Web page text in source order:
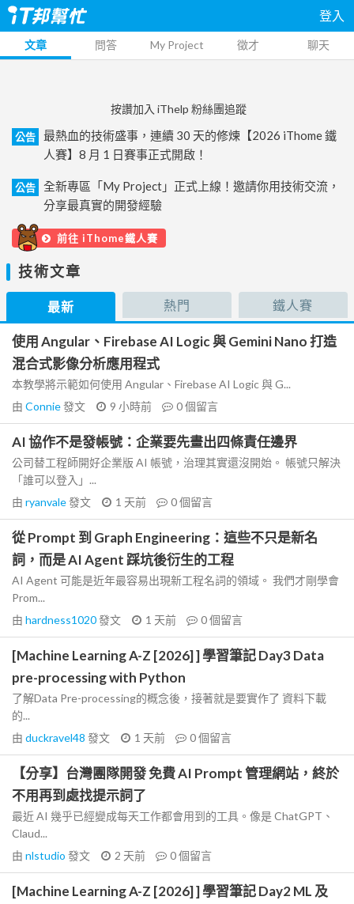
登入
文章 問答 My Project 徵才 聊天
按讚加入 iThelp 粉絲團追蹤
公告
最熱血的技術盛事，連續 30 天的修煉【2026 iThome 鐵
人賽】8 月 1 日賽事正式開啟！
公告
全新專區「My Project」正式上線！邀請你用技術交流，
分享最真實的開發經驗
前往 iThome鐵人賽
技術文章
最新 熱門 鐵人賽
使用 Angular、Firebase AI Logic 與 Gemini Nano 打造
混合式影像分析應用程式
本教學將示範如何使用 Angular、Firebase AI Logic 與 G...
由 Connie發文 9 小時前 0個留言
AI 協作不是發帳號：企業要先畫出四條責任邊界
公司替工程師開好企業版 AI 帳號，治理其實還沒開始。 帳號只解決
「誰可以登入」...
由 ryanvale發文 1 天前 0個留言
從 Prompt 到 Graph Engineering：這些不只是新名
詞，而是 AI Agent 踩坑後衍生的工程
AI Agent 可能是近年最容易出現新工程名詞的領域。 我們才剛學會
Prom...
由 hardness1020發文 1 天前 0個留言
[Machine Learning A-Z [2026] ] 學習筆記 Day3 Data
pre-processing with Python
了解Data Pre-processing的概念後，接著就是要實作了 資料下載
的...
由 duckravel48 發文 1 天前 0個留言
【分享】台灣團隊開發 免費 AI Prompt 管理網站，終於
不用再到處找提示詞了
最近 AI 幾乎已經變成每天工作都會用到的工具。像是 ChatGPT、
Claud...
由 nlstudio 發文 2 天前 0個留言
[Machine Learning A-Z [2026] ] 學習筆記 Day2 ML 及